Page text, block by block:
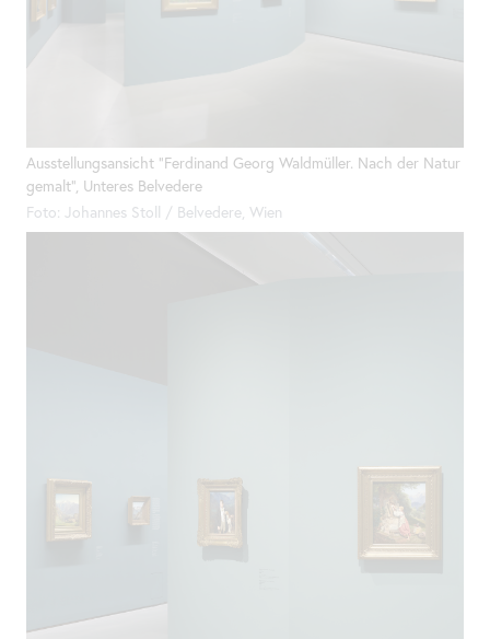
Ausstellungsansicht "Ferdinand Georg Waldmüller. Nach der Natur
gemalt", Unteres Belvedere
Foto: Johannes Stoll / Belvedere, Wien